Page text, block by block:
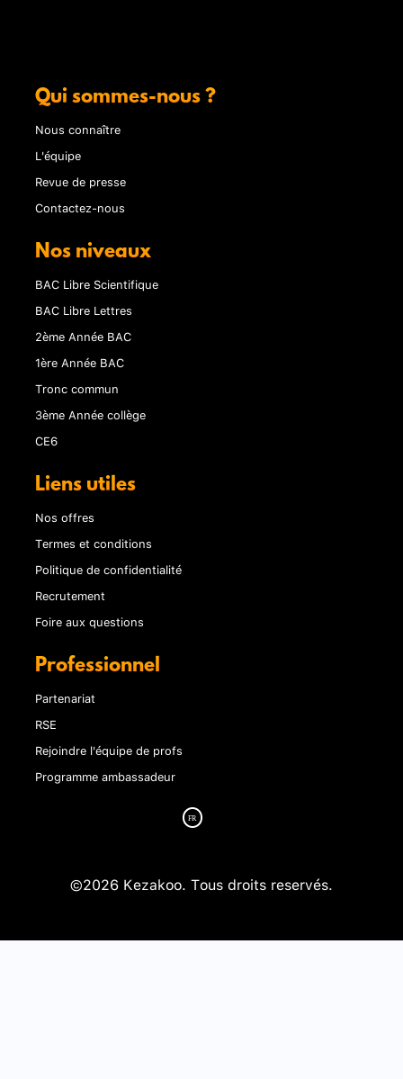
Qui sommes-nous ?
Nous connaître
L'équipe
Revue de presse
Contactez-nous
Nos niveaux
BAC Libre Scientifique
BAC Libre Lettres
2ème Année BAC
1ère Année BAC
Tronc commun
3ème Année collège
CE6
Liens utiles
Nos offres
Termes et conditions
Politique de confidentialité
Recrutement
Foire aux questions
Professionnel
Partenariat
RSE
Rejoindre l'équipe de profs
Programme ambassadeur
©2026 Kezakoo. Tous droits reservés.